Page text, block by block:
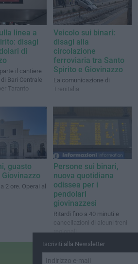
linea a
disagi
di
il cantiere
Bari Centrale
Taranto
Veicolo sui binari:
disagi alla
circolazione
ferroviaria tra Santo
Spirito e Giovinazzo
La comunicazione di
Trenitalia
guasto
2 ore. Operai al
Persone sui binari,
nuova quotidiana
odissea per i
pendolari
giovinazzesi
Ritardi fino a 40 minuti e
cancellazioni di alcuni treni
regionali
Iscriviti alla Newsletter